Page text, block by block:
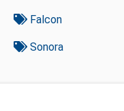
Falcon
Sonora